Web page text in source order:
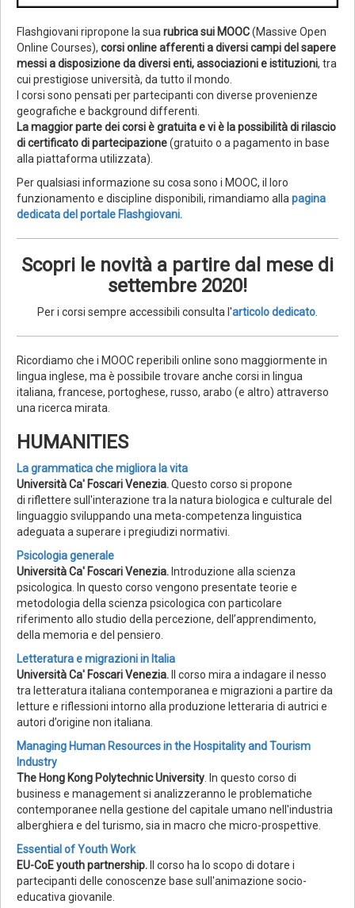
Flashgiovani ripropone la suarubrica sui MOOC(Massive Open
Online Courses), corsi online afferenti a diversi campi del sapere
messi a disposizione da diversi enti, associazioni e istituzioni, tra
cui prestigiose università, da tutto il mondo.
I corsi sono pensati per partecipanti con diverse provenienze
geografiche e background differenti.
La maggior parte dei corsi è gratuita e vi è la possibilità di rilascio
di certificato di partecipazione(gratuito o a pagamento in base
alla piattaforma utilizzata).
Per qualsiasi informazione su cosa sono i MOOC, il loro
funzionamento e discipline disponibili, rimandiamo allapagina
dedicata del portale Flashgiovani.
Scopri le novità a partire dal mese di
settembre 2020!
Per i corsi sempre accessibili consulta l'articolo dedicato.
Ricordiamo che i MOOC reperibili online sono maggiormente in
lingua inglese, ma è possibile trovare anche corsi in lingua
italiana, francese, portoghese, russo, arabo (e altro) attraverso
una ricerca mirata.
HUMANITIES
La grammatica che migliora la vita
Università Ca' Foscari Venezia.Questo corso si propone
di riflettere sull'interazione tra la natura biologica e culturale del
linguaggio sviluppando una meta-competenza linguistica
adeguata a superare i pregiudizi normativi.
Psicologia generale
Università Ca' Foscari Venezia. Introduzione alla scienza
psicologica. In questo corso vengono presentate teorie e
metodologia della scienza psicologica con particolare
riferimento allo studio della percezione, dell’apprendimento,
della memoria e del pensiero.
Letteratura e migrazioni in Italia
Università Ca' Foscari Venezia.
Il corso mira a indagare il nesso
tra letteratura italiana contemporanea e migrazioni a partire da
letture e riflessioni intorno alla produzione letteraria di autrici e
autori d’origine non italiana.
Managing Human Resources in the Hospitality and Tourism
Industry
The Hong Kong Polytechnic University. In questo corso di
business e management si analizzeranno le problematiche
contemporanee nella gestione del capitale umano nell'industria
alberghiera e del turismo, sia in macro che micro-prospettive.
Essential of Youth Work
EU-CoE youth partnership.
Il corso ha lo scopo di dotare i
partecipanti delle conoscenze base sull'animazione socio-
educativa giovanile.